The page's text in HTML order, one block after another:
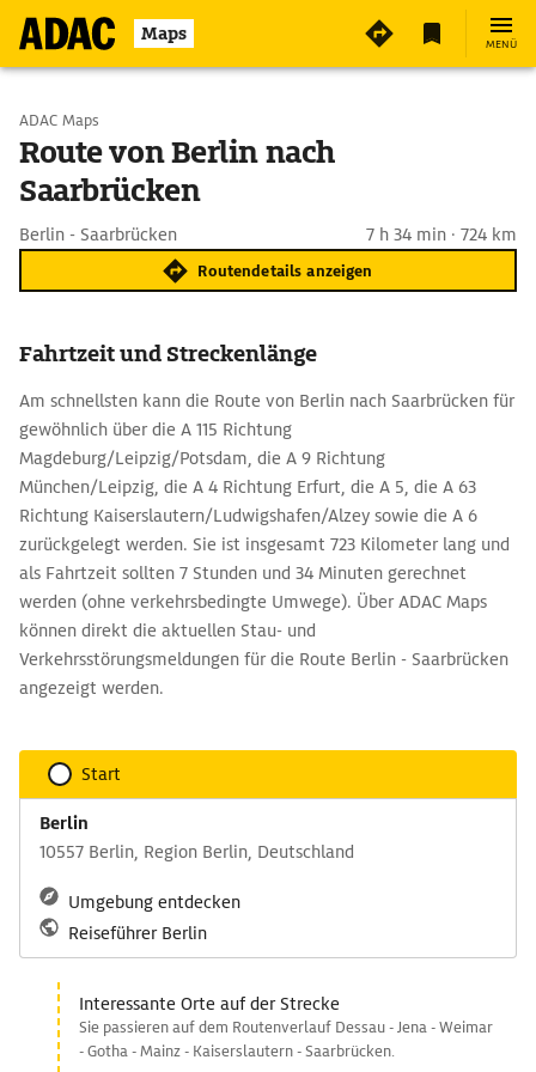
Maps MENÜ
Start wählen
Ziel eingeben
ADAC Maps
Route von Berlin nach
Saarbrücken
Berlin - Saarbrücken 7 h 34 min · 724 km
Routendetails anzeigen
Fahrtzeit und Streckenlänge
Am schnellsten kann die Route von Berlin nach Saarbrücken für
gewöhnlich über die A 115 Richtung
Magdeburg/Leipzig/Potsdam, die A 9 Richtung
München/Leipzig, die A 4 Richtung Erfurt, die A 5, die A 63
Richtung Kaiserslautern/Ludwigshafen/Alzey sowie die A 6
zurückgelegt werden. Sie ist insgesamt 723 Kilometer lang und
als Fahrtzeit sollten 7 Stunden und 34 Minuten gerechnet
werden (ohne verkehrsbedingte Umwege). Über ADAC Maps
können direkt die aktuellen Stau- und
Verkehrsstörungsmeldungen für die Route Berlin - Saarbrücken
angezeigt werden.
Start
Berlin
10557 Berlin, Region Berlin, Deutschland
Umgebung entdecken
Reiseführer Berlin
Interessante Orte auf der Strecke
Sie passieren auf dem Routenverlauf Dessau - Jena - Weimar
- Gotha - Mainz - Kaiserslautern - Saarbrücken.